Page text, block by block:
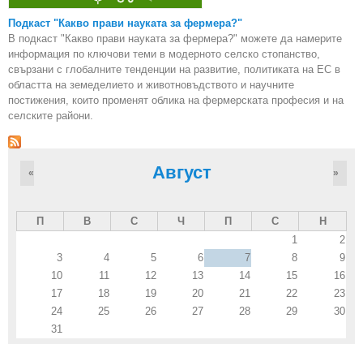
Подкаст "Какво прави науката за фермера?"
В подкаст "Какво прави науката за фермера?" можете да намерите
информация по ключови теми в модерното селско стопанство,
свързани с глобалните тенденции на развитие, политиката на ЕС в
областта на земеделието и животновъдството и научните
постижения, които променят облика на фермерската професия и на
селските райони.
Август
« »
П В С Ч П С
Н
1
2
3
4 5 6 7 8
9
10
11 12 13 14 15
16
17
18 19 20 21 22
23
24
25 26 27 28 29
30
31